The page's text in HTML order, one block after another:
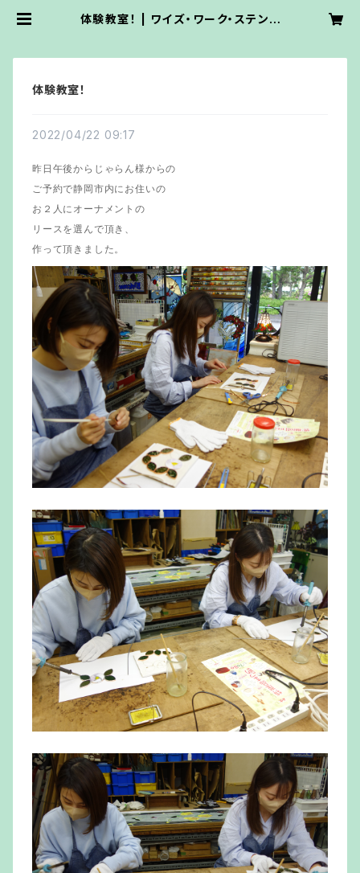
体験教室！ | ワイズ・ワーク・ステンド
体験教室！
2022/04/22 09:17
昨日午後からじゃらん様からの
ご予約で静岡市内にお住いの
お２人にオーナメントの
リースを選んで頂き、
作って頂きました。